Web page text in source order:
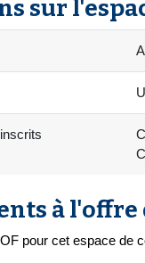
sur
à
pour cet espace de